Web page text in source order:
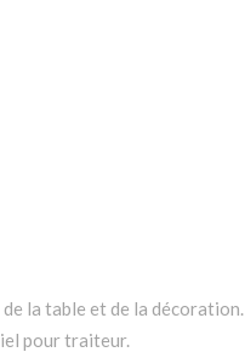
la table et de la décoration.
pour traiteur.